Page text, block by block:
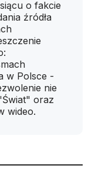
o fakcie
źródła
w Polsce -
nie
oraz
wideo.